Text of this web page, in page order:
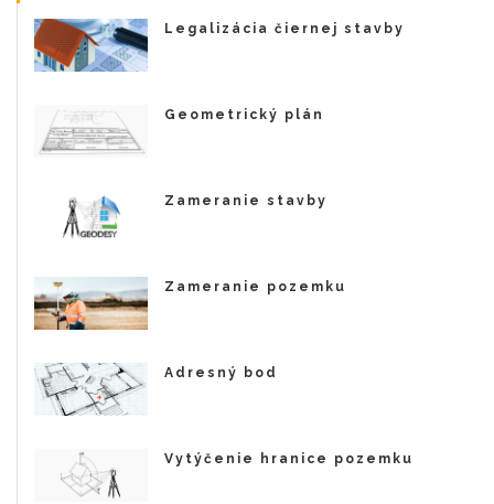
Legalizácia čiernej stavby
Geometrický plán
Zameranie stavby
Zameranie pozemku
Adresný bod
Vytýčenie hranice pozemku